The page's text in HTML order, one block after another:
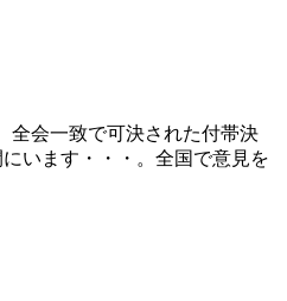
全会一致で可決された付帯決
います・・・。全国で意見を